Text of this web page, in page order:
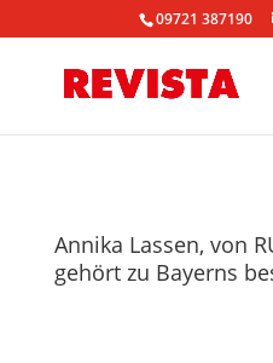
09721 387190
Annika Lassen, von
gehört zu Bayerns